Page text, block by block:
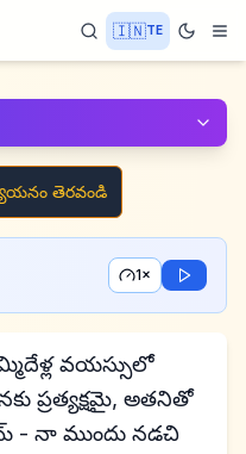
🇮🇳TE
తెరవండి
1×
వయస్సులో
- నా ముందు నడచి